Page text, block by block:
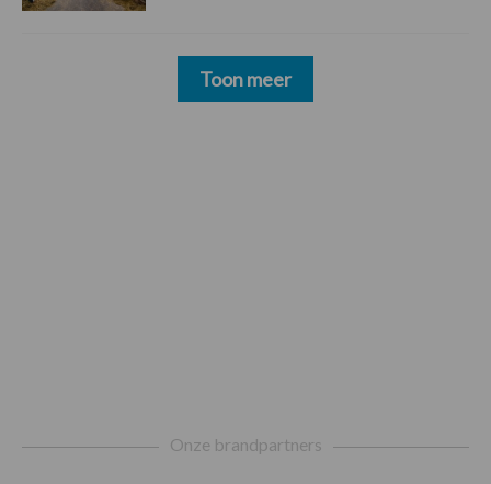
Toon meer
Onze brandpartners